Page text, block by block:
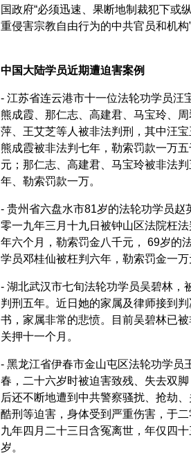
国政府“必须迅速、果断地制裁犯下或
重侵害宗教自由行为的中共官员和机构
中国大陆学员近期遭迫害案例
- 江苏省连云港市十一位法轮功学员汪
熊成霞、那仁志、高建君、马宝玲、周
萍、王艾芝等人被非法判刑，其中汪宝
熊成霞被非法判七年，勒索罚款一万五
元；那仁志、高建君、马宝玲被非法判
年、勒索罚款一万。
- 贵州省六盘水市81岁的法轮功学员赵
零一九年三月十九日被钟山区法院枉法
年六个月，勒索罚金八千元， 69岁的
学员邓桂仙被枉判六年，勒索罚金一万
- 湖北武汉市七旬法轮功学员吴碧林，
判刑五年。近日她的家属及律师接到判
书，家属非常的悲愤。目前吴碧林已被
关押十一个月。
- 黑龙江省伊春市金山屯区法轮功学员
春，二十六岁时被迫害致残、失去双脚
后还不断地遭到中共警察骚扰、抢劫
酷刑等迫害，身体受到严重伤害，于二
九年四月二十三日含冤离世，年仅四十
岁。